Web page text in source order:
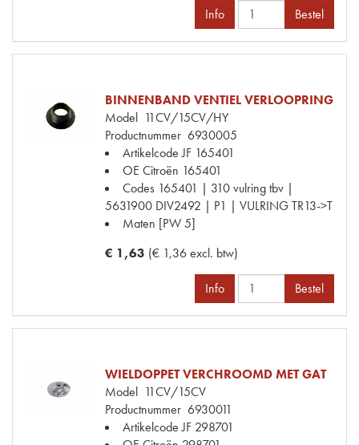
Info Bestel
BINNENBAND VENTIEL VERLOOPRING
Model 11CV/15CV/HY
Productnummer 6930005
Artikelcode JF 165401
OE Citroën 165401
Codes 165401 | 310 vulring tbv |
5631900 DIV2492 | P1 | VULRING TR13->T
Maten [PW 5]
€ 1,63 (€ 1,36 excl. btw)
Info Bestel
WIELDOPPET VERCHROOMD MET GAT
Model 11CV/15CV
Productnummer 6930011
Artikelcode JF 298701